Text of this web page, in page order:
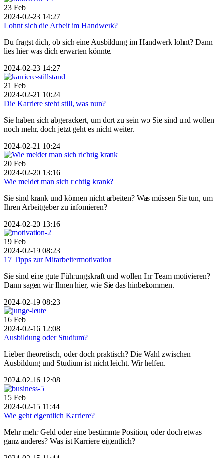
23 Feb
2024-02-23 14:27
Lohnt sich die Arbeit im Handwerk?
Du fragst dich, ob sich eine Ausbildung im Handwerk lohnt? Dann
lies hier was dich erwarten könnte.
2024-02-23 14:27
21 Feb
2024-02-21 10:24
Die Karriere steht still, was nun?
Sie haben sich abgerackert, um dort zu sein wo Sie sind und wollen
noch mehr, doch jetzt geht es nicht weiter.
2024-02-21 10:24
20 Feb
2024-02-20 13:16
Wie meldet man sich richtig krank?
Sie sind krank und können nicht arbeiten? Was müssen Sie tun, um
Ihren Arbeitgeber zu infomieren?
2024-02-20 13:16
19 Feb
2024-02-19 08:23
17 Tipps zur Mitarbeitermotivation
Sie sind eine gute Führungskraft und wollen Ihr Team motivieren?
Dann sagen wir Ihnen hier, wie Sie das hinbekommen.
2024-02-19 08:23
16 Feb
2024-02-16 12:08
Ausbildung oder Studium?
Lieber theoretisch, oder doch praktisch? Die Wahl zwischen
Ausbildung und Studium ist nicht leicht. Wir helfen.
2024-02-16 12:08
15 Feb
2024-02-15 11:44
Wie geht eigentlich Karriere?
Mehr mehr Geld oder eine bestimmte Position, oder doch etwas
ganz anderes? Was ist Karriere eigentlich?